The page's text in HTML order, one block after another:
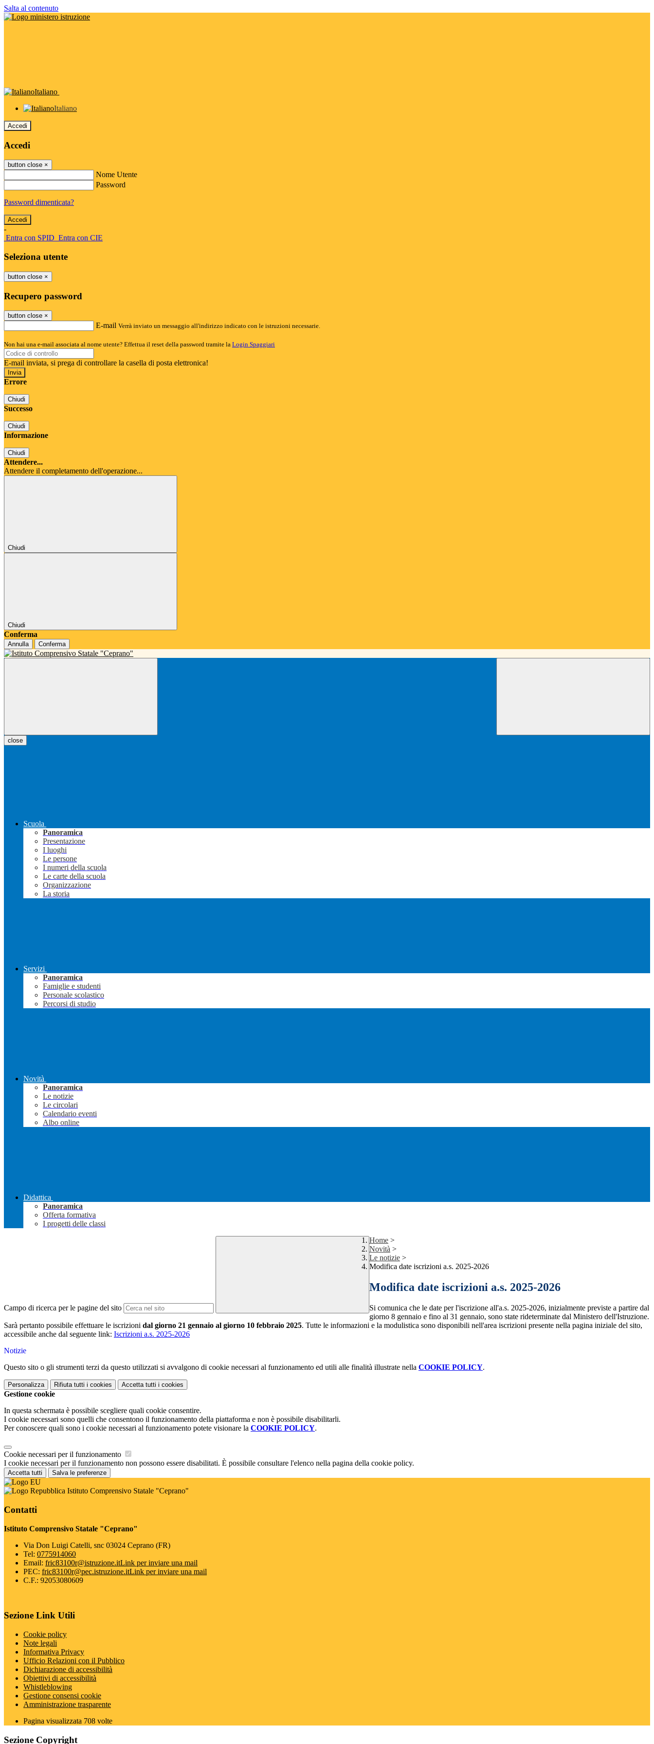
Salta al contenuto
Italiano
Italiano
Accedi
Accedi
button close ×
Nome Utente
Password
Password dimenticata?
-
Entra con SPID Entra con CIE
Seleziona utente
button close ×
Recupero password
button close ×
E-mail Verrà inviato un messaggio all'indirizzo indicato con le istruzioni necessarie.
Non hai una e-mail associata al nome utente? Effettua il reset della password tramite la Login Spaggiari
E-mail inviata, si prega di controllare la casella di posta elettronica!
Errore
Chiudi
Successo
Chiudi
Informazione
Chiudi
Attendere...
Attendere il completamento dell'operazione...
Chiudi
Chiudi
Conferma
Annulla Conferma
close
Scuola
Panoramica
Presentazione
I luoghi
Le persone
I numeri della scuola
Le carte della scuola
Organizzazione
La storia
Servizi
Panoramica
Famiglie e studenti
Personale scolastico
Percorsi di studio
Novità
Panoramica
Le notizie
Le circolari
Calendario eventi
Albo online
Didattica
Panoramica
Offerta formativa
I progetti delle classi
Campo di ricerca per le pagine del sito
Home >
Novità >
Le notizie >
Modifica date iscrizioni a.s. 2025-2026
Modifica date iscrizioni a.s. 2025-2026
Si comunica che le date per l'iscrizione all'a.s. 2025-2026, inizialmente previste a partire dal
giorno 8 gennaio e fino al 31 gennaio, sono state rideterminate dal Ministero dell'Istruzione.
Sarà pertanto possibile effettuare le iscrizioni dal giorno 21 gennaio al giorno 10 febbraio 2025. Tutte le informazioni e la modulistica sono disponibili nell'area iscrizioni presente nella pagina iniziale del sito,
accessibile anche dal seguente link: Iscrizioni a.s. 2025-2026
Notizie
Questo sito o gli strumenti terzi da questo utilizzati si avvalgono di cookie necessari al funzionamento ed utili alle finalità illustrate nella COOKIE POLICY.
Personalizza Rifiuta tutti i cookies Accetta tutti i cookies
Gestione cookie
In questa schermata è possibile scegliere quali cookie consentire.
I cookie necessari sono quelli che consentono il funzionamento della piattaforma e non è possibile disabilitarli.
Per conoscere quali sono i cookie necessari al funzionamento potete visionare la COOKIE POLICY.
Cookie necessari per il funzionamento
I cookie necessari per il funzionamento non possono essere disabilitati. È possibile consultare l'elenco nella pagina della cookie policy.
Accetta tutti Salva le preferenze
Istituto Comprensivo Statale "Ceprano"
Contatti
Istituto Comprensivo Statale "Ceprano"
Via Don Luigi Catelli, snc 03024 Ceprano (FR)
Tel: 0775914060
Email: fric83100r@istruzione.itLink per inviare una mail
PEC: fric83100r@pec.istruzione.itLink per inviare una mail
C.F.: 92053080609
Sezione Link Utili
Cookie policy
Note legali
Informativa Privacy
Ufficio Relazioni con il Pubblico
Dichiarazione di accessibilità
Obiettivi di accessibilità
Whistleblowing
Gestione consensi cookie
Amministrazione trasparente
Pagina visualizzata 708 volte
Sezione Copyright